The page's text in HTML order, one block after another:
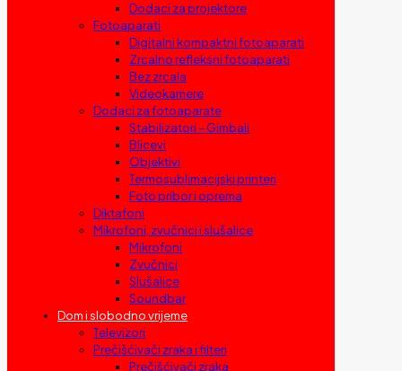
Dodaci za projektore
Fotoaparati
Digitalni kompaktni fotoaparati
Zrcalno refleksni fotoaparati
Bez zrcala
Videokamere
Dodaci za fotoaparate
Stabilizatori – Gimbali
Blicevi
Objektivi
Termosublimacijski printeri
Foto pribor i oprema
Diktafoni
Mikrofoni, zvučnici i slušalice
Mikrofoni
Zvučnici
Slušalice
Soundbar
Dom i slobodno vrijeme
Televizori
Prečišćivači zraka i filteri
Prečišćivači zraka